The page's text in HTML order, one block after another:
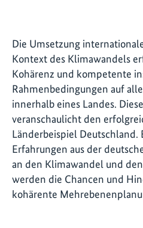
Die Umsetzung
Kontext des Klimawandels
Kohärenz und kompetente
Rahmenbedingungen auf
innerhalb eines Landes.
veranschaulicht den
Länderbeispiel Deutschland.
Erfahrungen aus der
an den Klimawandel und
werden die Chancen und
kohärente